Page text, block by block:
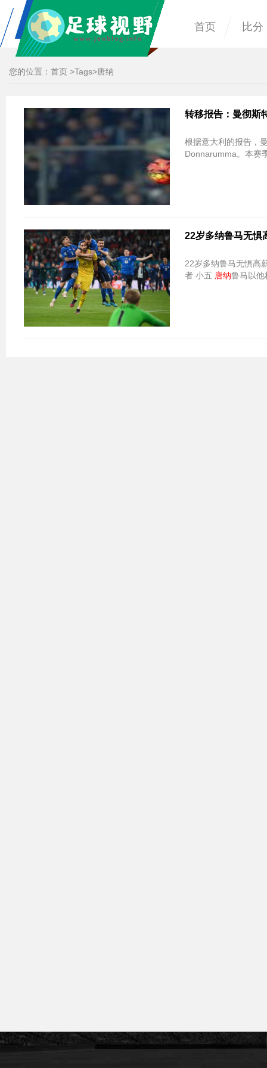
首页 比分
您的位置： 首页 >Tags>唐纳
转移报告：曼彻斯
根据意大利的报告，
Donnarumma。本赛
22岁多纳鲁马无惧
22岁多纳鲁马无惧高
者 小五 唐纳鲁马以他